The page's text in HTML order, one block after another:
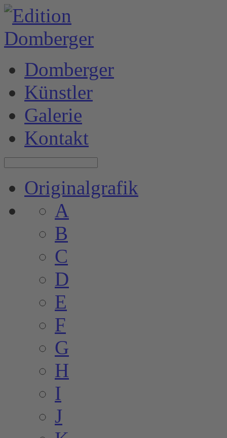
Domberger
Künstler
Galerie
Kontakt
Originalgrafik
A
B
C
D
E
F
G
H
I
J